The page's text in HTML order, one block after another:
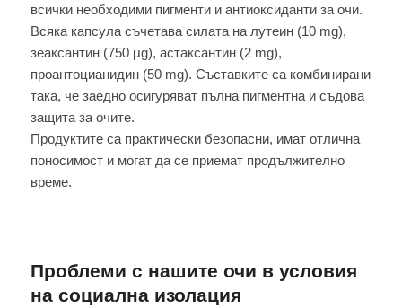
всички необходими пигменти и антиоксиданти за очи.
Всяка капсула съчетава силата на лутеин (10 mg),
зеаксантин (750 μg), астаксантин (2 mg),
проантоцианидин (50 mg). Съставките са комбинирани
така, че заедно осигуряват пълна пигментна и съдова
защита за очите.
Продуктите са практически безопасни, имат отлична
поносимост и могат да се приемат продължително
време.
Проблеми с нашите очи в условия
на социална изолация